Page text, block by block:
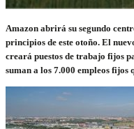
Amazon abrirá su segundo
principios de este otoño. El
creará puestos de trabajo fijos
suman a los 7.000 empleos fijos